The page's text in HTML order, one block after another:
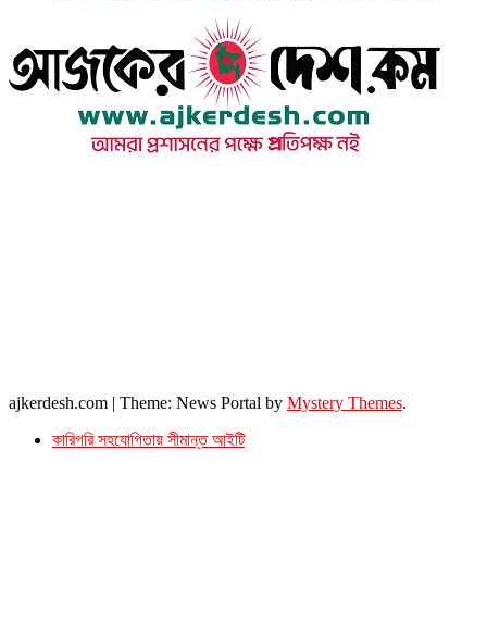
ajkerdesh.com | Theme: News Portal by Mystery Themes.
কারিগরি সহযোগিতায় সীমান্ত আইটি